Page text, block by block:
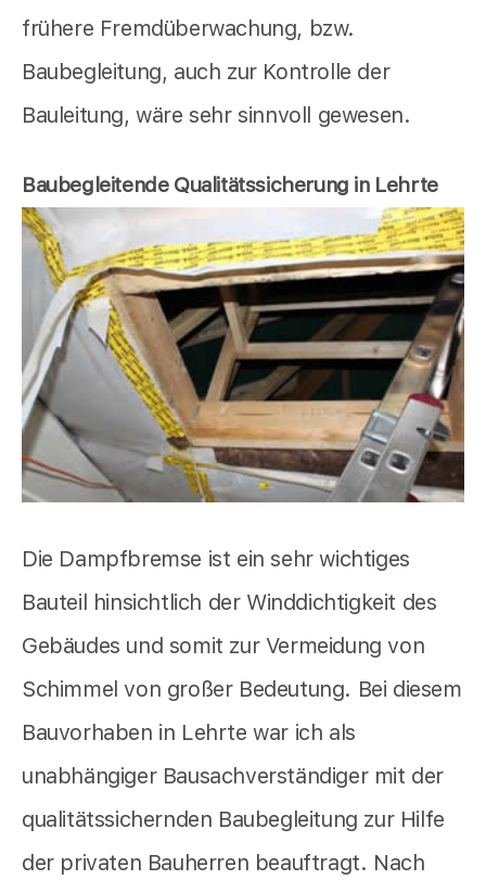
frühere Fremdüberwachung, bzw.
Baubegleitung, auch zur Kontrolle der
Bauleitung, wäre sehr sinnvoll gewesen.
Baubegleitende Qualitätssicherung in Lehrte
Die Dampfbremse ist ein sehr wichtiges
Bauteil hinsichtlich der Winddichtigkeit des
Gebäudes und somit zur Vermeidung von
Schimmel von großer Bedeutung. Bei diesem
Bauvorhaben in Lehrte war ich als
unabhängiger Bausachverständiger mit der
qualitätssichernden Baubegleitung zur Hilfe
der privaten Bauherren beauftragt. Nach